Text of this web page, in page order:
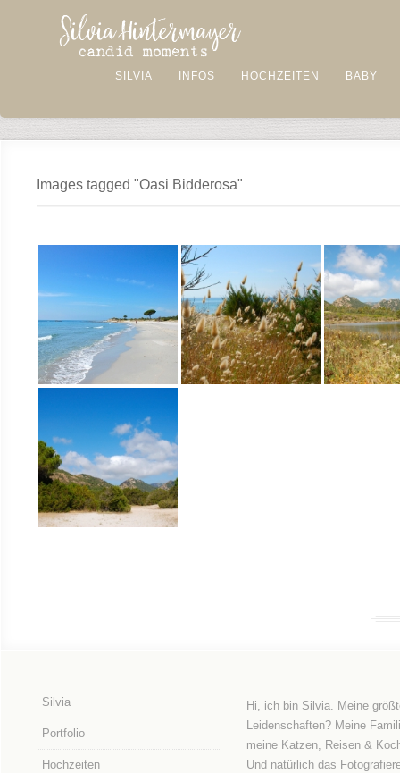
SILVIA INFOS HOCHZEITEN BABY
Images tagged "Oasi Bidderosa"
Silvia
Portfolio
Hochzeiten
Hi, ich bin Silvia. Meine
Leidenschaften? Meine
meine Katzen, Reisen &
Und natürlich das